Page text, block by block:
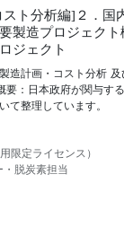
ト分析編]２．国
製造プロジェク
ジェクト
造計画・コスト分析
要：日本政府が関与す
て整理しています。
限定ライセンス）
・脱炭素担当